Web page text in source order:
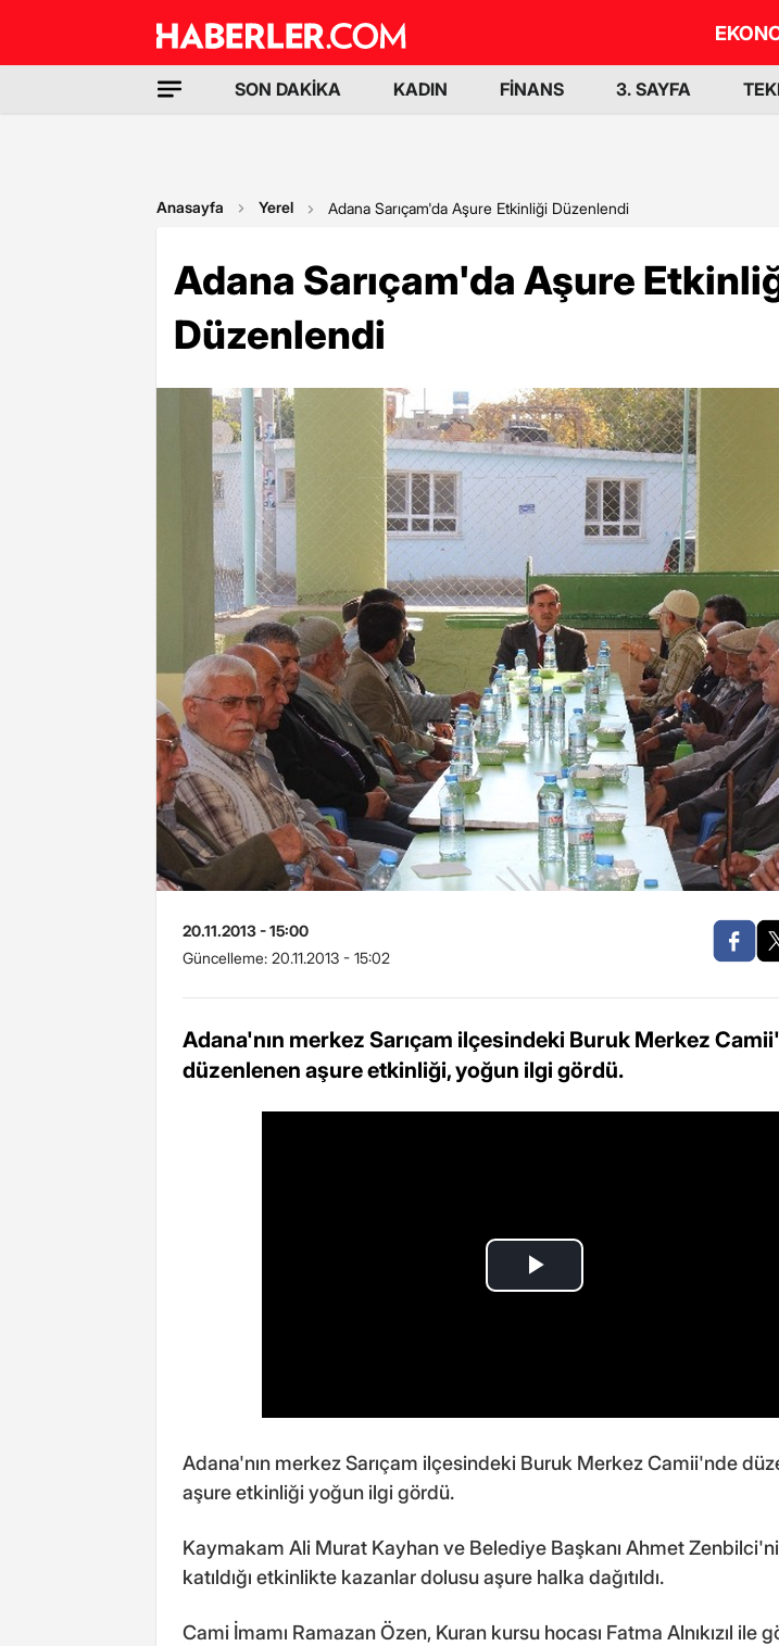
SON DAKİKA KADIN FİNANS 3. SAYFA
Anasayfa Yerel Adana Sarıçam'da Aşure Etkinliği Düzenlendi
Adana Sarıçam'da Aşure
Düzenlendi
20.11.2013 - 15:00
Güncelleme: 20.11.2013 - 15:02
Adana'nın merkez Sarıçam ilçesindeki Buruk Merkez
düzenlenen aşure etkinliği, yoğun ilgi gördü.
Adana'nın merkez Sarıçam ilçesindeki Buruk Merkez Camii'nde
aşure etkinliği yoğun ilgi gördü.
Kaymakam Ali Murat Kayhan ve Belediye Başkanı Ahmet
katıldığı etkinlikte kazanlar dolusu aşure halka dağıtıldı.
Cami İmamı Ramazan Özen, Kuran kursu hocası Fatma Alnıkızıl ile